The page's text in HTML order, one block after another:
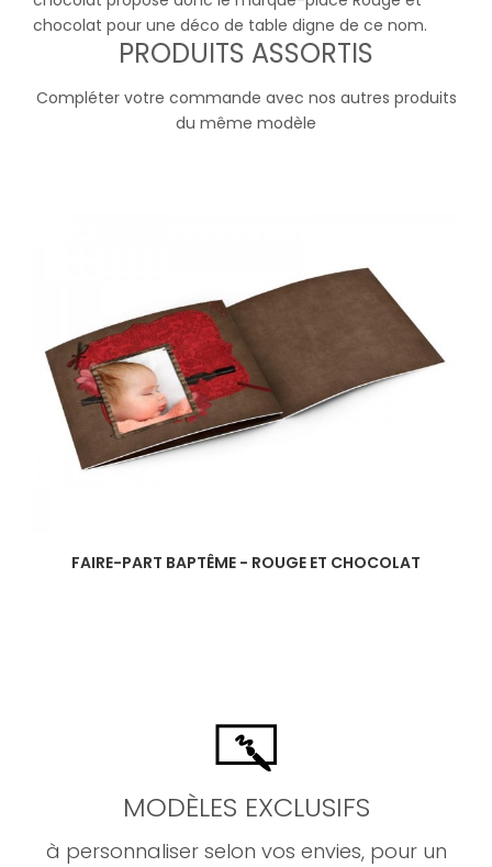
chocolat pour une déco de table digne de ce nom.
PRODUITS ASSORTIS
Compléter votre commande avec nos autres produits
du même modèle
FAIRE-PART BAPTÊME - ROUGE ET CHOCOLAT
MODÈLES EXCLUSIFS
à personnaliser selon vos envies, pour un